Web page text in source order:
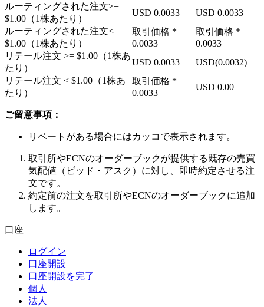
ルーティングされた注文>=
$1.00 （1株あたり）
USD 0.0033 USD 0.0033
ルーティングされた注文<
$1.00 （1株あたり）
取引価格 *
0.0033
取引価格 *
0.0033
リテール注文 >= $1.00 （1株あ
たり）
USD 0.0033 USD(0.0032)
リテール注文 < $1.00 （1株あ
たり）
取引価格 *
0.0033
USD 0.00
ご留意事項：
リベートがある場合にはカッコで表示されます。
取引所やECNのオーダーブックが提供する既存の売買
気配値（ビッド・アスク）に対し、即時約定させる注
文です。
約定前の注文を取引所やECNのオーダーブックに追加
します。
口座
ログイン
口座開設
口座開設を完了
個人
法人